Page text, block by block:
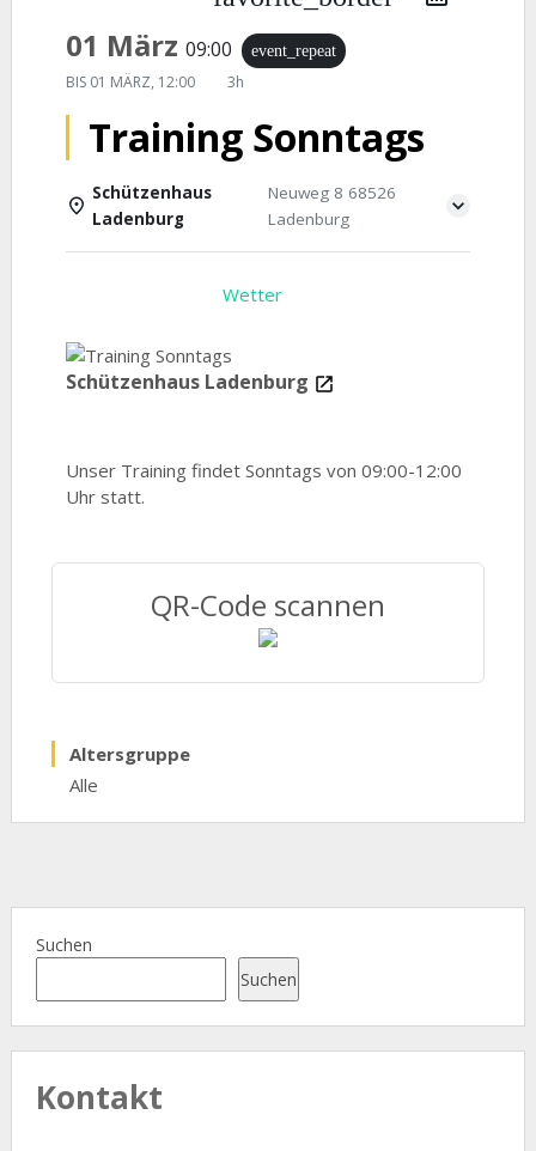
01 März 09:00 event_repeat
BIS 01 MÄRZ, 12:00 3h
Training Sonntags
Schützenhaus
Ladenburg
Neuweg 8 68526
Ladenburg
Wetter
Schützenhaus Ladenburg
Unser Training findet Sonntags von 09:00-12:00
Uhr statt.
QR-Code scannen
Altersgruppe
Alle
Suchen
Suchen
Kontakt